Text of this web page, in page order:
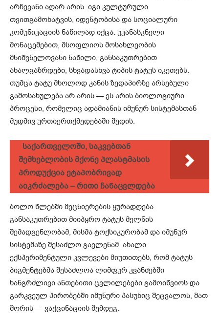
არჩევანი აღარ არის. იგი კულტურული
თვითგამოხატვის, იდენტობისა და სოციალური
კომუნიკაციის ნაწილად იქცა. უკანასკნელი
მონაცემებით, მსოფლიოს მოსახლეობის
მნიშვნელოვანი ნაწილი, განსაკუთრებით
ახალგაზრდები, სხვადასხვა ტიპის ტატუს იკეთებს.
თუმცა ტატუ მხოლოდ კანის ზედაპირზე არსებული
გამოსახულება არ არის — ეს არის ბიოლოგიური
პროცესი, რომელიც ადამიანის იმუნურ სისტემასთან
მუდმივ ურთიერთქმედებაში შედის.
საქართველოში, საკვებთან
შემხებლობის მქონე პლასტმასის
პროდუქცია ეტაპობრივად
აიკრძალება – რითი ჩანაცვლდება
ბოლო წლებში მეცნიერების ყურადღება
განსაკუთრებით მიიპყრო ტატუს მელნის
შემადგენლობამ, მისმა ტოქსიკურობამ და იმუნურ
სისტემაზე შესაძლო გავლენამ. ახალი
ექსპერიმენტული კვლევები მიუთითებს, რომ ტატუს
პიგმენტებმა შესაძლოა ლიმფურ კვანძებში
ხანგრძლივი ანთებითი ცვლილებები გამოიწვიოს და
გარკვეულ პირობებში იმუნური პასუხიც შეცვალოს, მათ
შორის — ვაქცინაციის შემდეგ.